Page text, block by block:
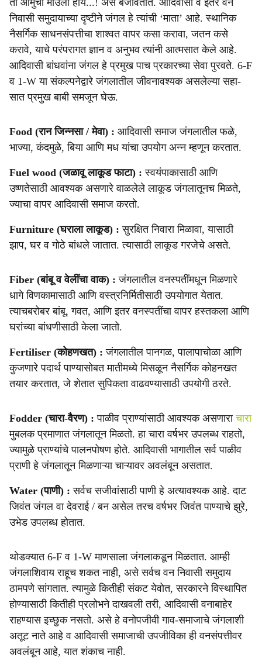
ती आमुची माउली हाय...! असे बजावतात. आदिवासी व इतर वन
निवासी समुदायाच्या दृष्टीने जंगल हे त्यांची ‘माता’ आहे. स्थानिक
नैसर्गिक साधनसंपत्तीचा शाश्वत वापर कसा करावा, जतन कसे
करावे, याचे परंपरागत ज्ञान व अनुभव त्यांनी आत्मसात केले आहे.
आदिवासी बांधवांना जंगल हे प्रमुख पाच प्रकारच्या सेवा पुरवते. 6-F
व 1-W या संकल्पनेद्वारे जंगलातील जीवनावश्यक असलेल्या सहा-
सात प्रमुख बाबी समजून घेऊ.
Food (रान जिन्नसा / मेवा) : आदिवासी समाज जंगलातील फळे,
भाज्या, कंदमुळे, बिया आणि मध यांचा उपयोग अन्न म्हणून करतात.
Fuel wood (जळावू लाकूड फाटा) : स्वयंपाकासाठी आणि
उष्णतेसाठी आवश्यक असणारे वाळलेले लाकूड जंगलातूनच मिळते,
ज्याचा वापर आदिवासी समाज करतो.
Furniture (घराला लाकूड) : सुरक्षित निवारा मिळावा, यासाठी
झाप, घर व गोठे बांधले जातात. त्यासाठी लाकूड गरजेचे असते.
Fiber (बांबू व वेलींचा वाक) : जंगलातील वनस्पतींमधून मिळणारे
धागे विणकामासाठी आणि वस्त्रनिर्मितीसाठी उपयोगात येतात.
त्याचबरोबर बांबू, गवत, आणि इतर वनस्पतींचा वापर हस्तकला आणि
घरांच्या बांधणीसाठी केला जातो.
Fertiliser (कोहणखत) : जंगलातील पानगळ, पालापाचोळा आणि
कुजणारे पदार्थ पाण्यासोबत मातीमध्ये मिसळून नैसर्गिक कोहनखत
तयार करतात, जे शेतात सुपिकता वाढवण्यासाठी उपयोगी ठरते.
Fodder (चारा-वैरण) : पाळीव प्राण्यांसाठी आवश्यक असणाराचारा
मुबलक प्रमाणात जंगलातून मिळतो. हा चारा वर्षभर उपलब्ध राहतो,
ज्यामुळे प्राण्यांचे पालनपोषण होते. आदिवासी भागातील सर्व पाळीव
प्राणी हे जंगलातून मिळणाऱ्या चाऱ्यावर अवलंबून असतात.
Water (पाणी) : सर्वच सजीवांसाठी पाणी हे अत्यावश्यक आहे. दाट
जिवंत जंगल वा देवराई / बन असेल तरच वर्षभर जिवंत पाण्याचे झुरे,
उभेड उपलब्ध होतात.
थोडक्यात 6-F व 1-W माणसाला जंगलाकडून मिळतात. आम्ही
जंगलाशिवाय राहूच शकत नाही, असे सर्वच वन निवासी समुदाय
ठामपणे सांगतात. त्यामुळे कितीही संकट येवोत, सरकारने विस्थापित
होण्यासाठी कितीही प्रलोभने दाखवली तरी, आदिवासी वनाबाहेर
राहण्यास इच्छुक नसतो. असे हे वनोपजीवी गाव-समाजाचे जंगलाशी
अतूट नाते आहे व आदिवासी समाजाची उपजीविका ही वनसंपत्तीवर
अवलंबून आहे, यात शंकाच नाही.